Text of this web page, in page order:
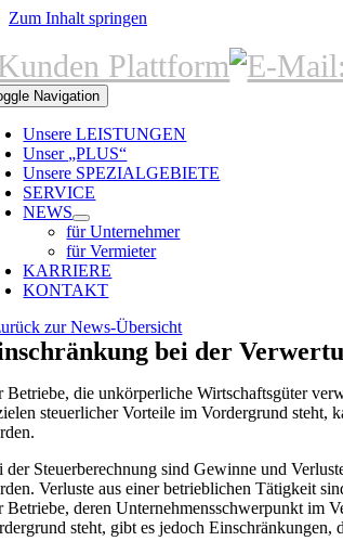
Zum Inhalt springen
Navigation
Unsere LEISTUNGEN
Unser „PLUS“
Unsere SPEZIALGEBIETE
SERVICE
NEWS
für Unternehmer
für Vermieter
KARRIERE
KONTAKT
zur News-Übersicht
bei der
Betriebe, die unkörperliche Wirtschaftsgüter
steuerlicher Vorteile im Vordergrund steht,
der Steuerberechnung sind Gewinne und
Verluste aus einer betrieblichen Tätigkeit
Betriebe, deren Unternehmensschwerpunkt im
steht, gibt es jedoch Einschränkungen,